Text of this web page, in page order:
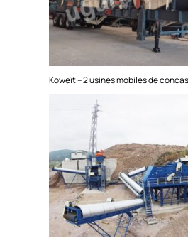
Koweït – 2 usines mobiles de